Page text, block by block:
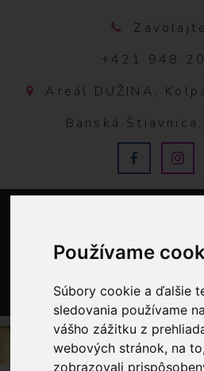
Používame
Súbory cookie a ďalšie
sledovania používame
vášho zážitku z
webových stránok, na
zobrazovali
+421 948
Areál DUŽINA,
Banská